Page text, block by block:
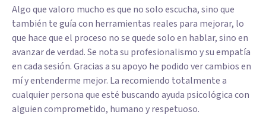
Algo que valoro mucho es que no solo escucha, sino que
también te guía con herramientas reales para mejorar, lo
que hace que el proceso no se quede solo en hablar, sino en
avanzar de verdad. Se nota su profesionalismo y su empatía
en cada sesión. Gracias a su apoyo he podido ver cambios en
mí y entenderme mejor. La recomiendo totalmente a
cualquier persona que esté buscando ayuda psicológica con
alguien comprometido, humano y respetuoso.